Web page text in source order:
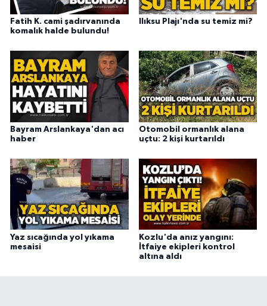
Fatih K. cami şadırvanında
komalık halde bulundu!
Ilıksu Plajı'nda su temiz mi?
Bayram Arslankaya'dan acı
haber
Otomobil ormanlık alana
uçtu: 2 kişi kurtarıldı
Yaz sıcağında yol yıkama
mesaisi
Kozlu'da anız yangını:
İtfaiye ekipleri kontrol
altına aldı